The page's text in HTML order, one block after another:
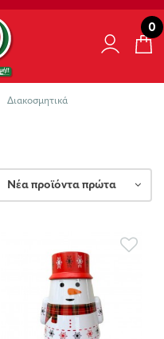
0
Διακοσμητικά
Νέα προϊόντα πρώτα